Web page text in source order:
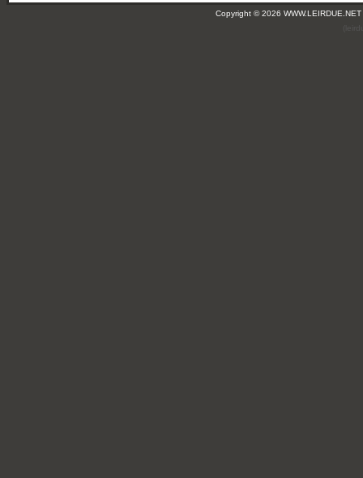
Copyright © 2026